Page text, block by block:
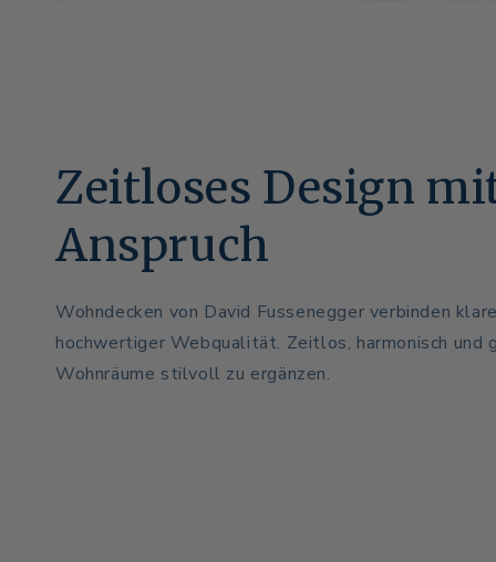
Zeitloses Design
Anspruch
Wohndecken von David Fussenegger verbinden
hochwertiger Webqualität. Zeitlos, harmonisch und
Wohnräume stilvoll zu ergänzen.